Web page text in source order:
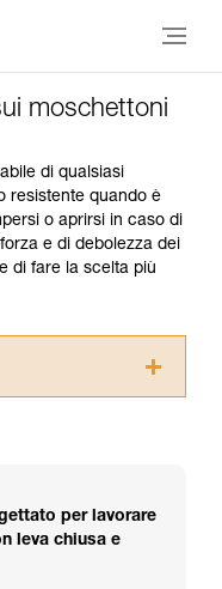
moschettoni
di qualsiasi
resistente quando è
o aprirsi in caso di
e di debolezza dei
di fare la scelta più
richiede una
specifico.
per lavorare
leva chiusa e